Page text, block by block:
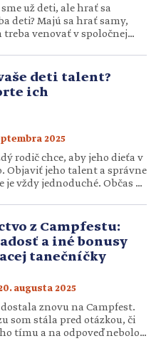
už deti, ale hrať sa
deti? Majú sa hrať samy,
treba venovať v spoločnej
detí. Je dôležitá pre
deti talent?
ich
2025
rodič chce, aby jeho dieťa v
Objaviť jeho talent a správne
vždy jednoduché. Občas sa
to prežívajú aj známi rodičia,
[…]z Campfestu:
a iné bonusy
tanečníčky
augusta 2025
znovu na Campfest.
som stála pred otázkou, či
tímu a na odpoveď nebolo